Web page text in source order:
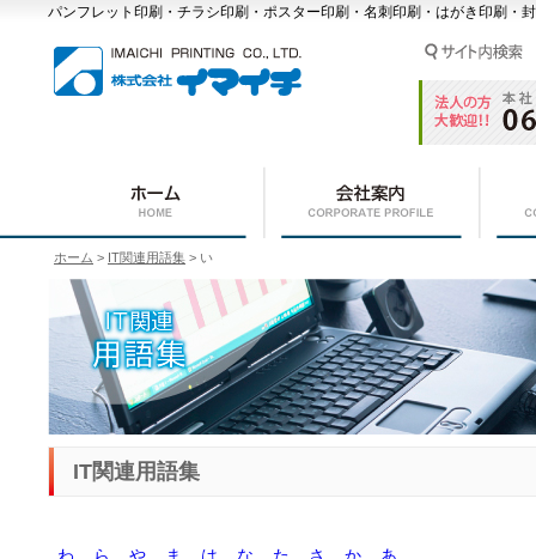
パンフレット印刷・チラシ印刷・ポスター印刷・名刺印刷・はがき印刷・
ホーム > IT関連用語集 > い
IT関連用語集